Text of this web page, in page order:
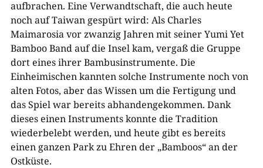
aufbrachen. Eine Verwandtschaft, die auch heute
noch auf Taiwan gespürt wird: Als Charles
Maimarosia vor zwanzig Jahren mit seiner Yumi Yet
Bamboo Band auf die Insel kam, vergaß die Gruppe
dort eines ihrer Bambusinstrumente. Die
Einheimischen kannten solche Instrumente noch von
alten Fotos, aber das Wissen um die Fertigung und
das Spiel war bereits abhandengekommen. Dank
dieses einen Instruments konnte die Tradition
wiederbelebt werden, und heute gibt es bereits
einen ganzen Park zu Ehren der „Bamboos“ an der
Ostküste.